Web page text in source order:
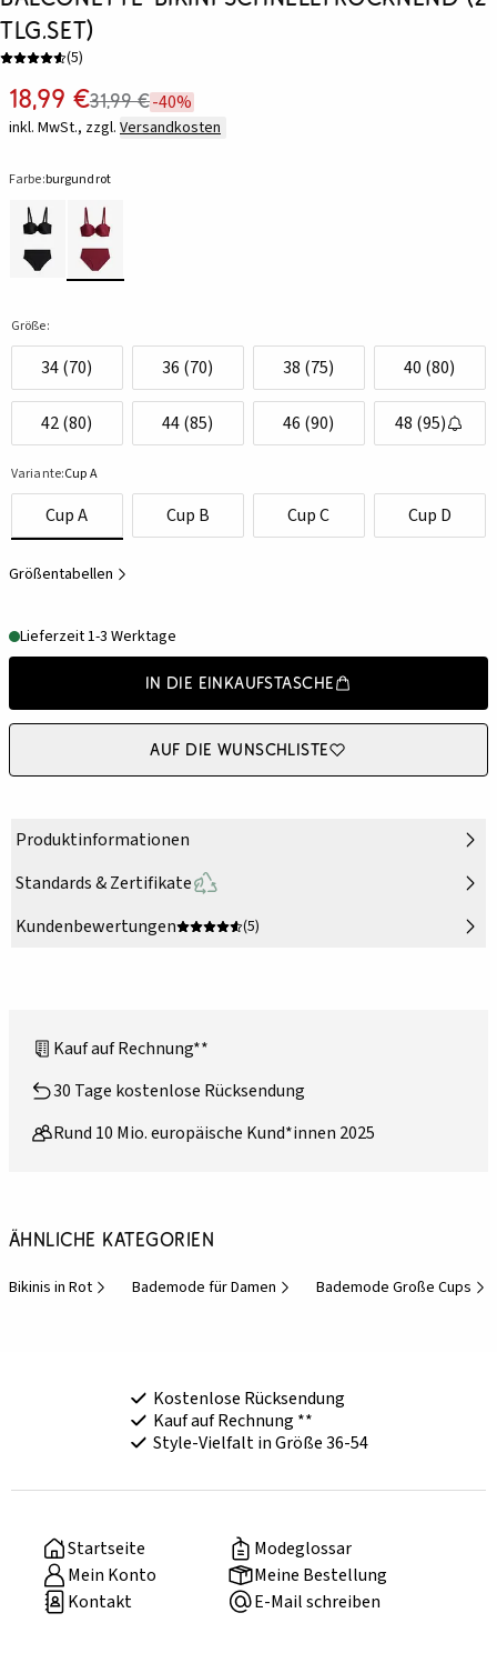
tlg.Set)
(5)
18,99 €31,99 €-40%
inkl. MwSt., zzgl. Versandkosten
Farbe:burgundrot
Größe:
34 (70) 36 (70) 38 (75) 40 (80)
42 (80) 44 (85) 46 (90) 48 (95)
Variante:Cup A
Cup A Cup B Cup C Cup D
Größentabellen
Lieferzeit 1-3 Werktage
In die Einkaufstasche
Auf die Wunschliste
Produktinformationen
Standards & Zertifikate
Kundenbewertungen
(5)
Kauf auf Rechnung**
30 Tage kostenlose Rücksendung
Rund 10 Mio. europäische Kund*innen 2025
Ähnliche Kategorien
Bikinis in Rot Bademode für Damen Bademode Große Cups
Kostenlose Rücksendung
Kauf auf Rechnung **
Style-Vielfalt in Größe 36-54
Startseite
Modeglossar
Mein Konto
Meine Bestellung
Kontakt
E-Mail schreiben